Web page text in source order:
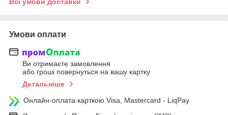
Умови оплати
Ви отримаєте замовлення
або гроші повернуться на вашу картку
Детальніше
Онлайн-оплата карткою Visa, Mastercard - LiqPay